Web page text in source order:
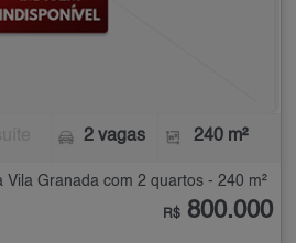
2 vagas 240 m²
Vila Granada com 2 quartos - 240 m²
R$ 800.000